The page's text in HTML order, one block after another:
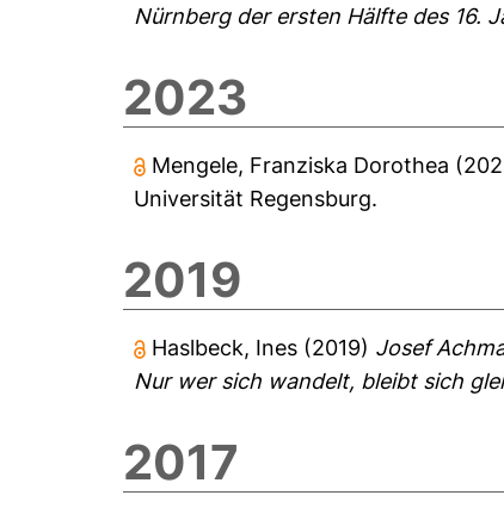
Nürnberg der ersten Hälfte des 16.
2023
Mengele, Franziska Dorothea
Universität Regensburg.
2019
Haslbeck, Ines (2019) Josef
Nur wer sich wandelt, bleibt sich
2017